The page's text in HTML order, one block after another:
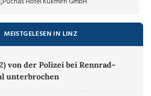
MEISTGELESEN IN LINZ
von der Polizei bei Rennrad-
unterbrochen